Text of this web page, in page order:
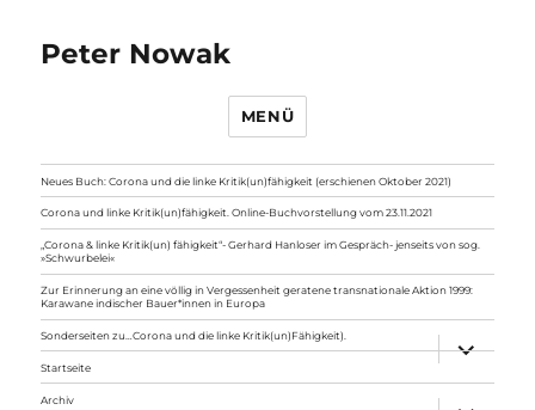
Peter Nowak
MENÜ
Neues Buch: Corona und die linke Kritik(un)fähigkeit (erschienen Oktober 2021)
Corona und linke Kritik(un)fähigkeit. Online-Buchvorstellung vom 23.11.2021
„Corona & linke Kritik(un) fähigkeit“- Gerhard Hanloser im Gespräch- jenseits von sog.
»Schwurbelei«
Zur Erinnerung an eine völlig in Vergessenheit geratene transnationale Aktion 1999:
Karawane indischer Bauer*innen in Europa
Sonderseiten zu…Corona und die linke Kritik(un)Fähigkeit).
anzeigen
Startseite
Archiv